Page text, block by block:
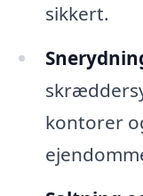
sikkert.
kontorer